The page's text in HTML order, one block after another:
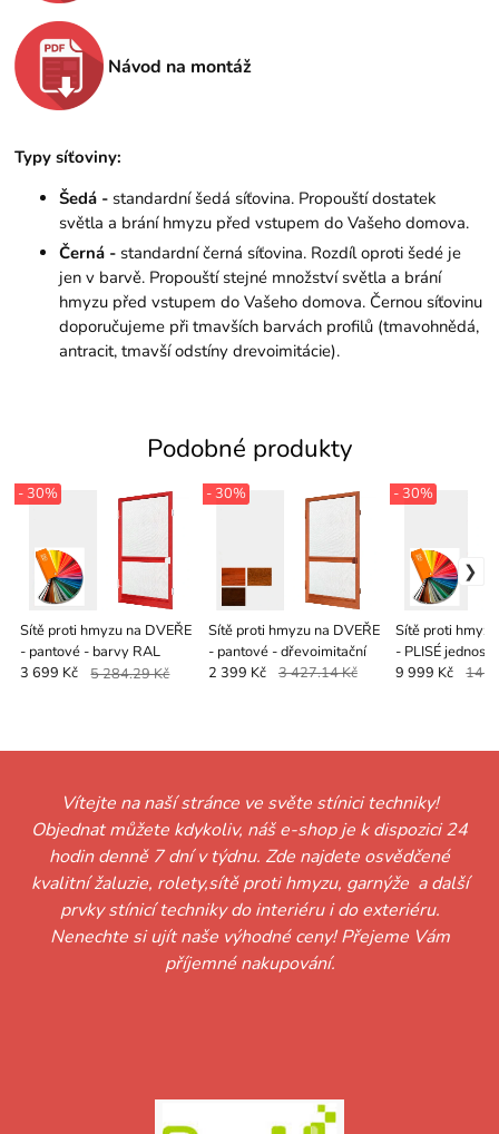
Návod na montáž
Typy síťoviny:
Šedá - standardní šedá síťovina. Propouští dostatek
světla a brání hmyzu před vstupem do Vašeho domova.
Černá - standardní černá síťovina. Rozdíl oproti šedé je
jen v barvě. Propouští stejné množství světla a brání
hmyzu před vstupem do Vašeho domova. Černou síťovinu
doporučujeme při tmavších barvách profilů (tmavohnědá,
antracit, tmavší odstíny drevoimitácie).
Podobné produkty
Sítě proti hmyzu na DVEŘE
- pantové - barvy RAL
- 30%
3 699 Kč 5 284.29 Kč
Sítě proti hmyzu na DVEŘE
- pantové - dřevoimitační
- 30%
2 399 Kč 3 427.14 Kč
Sítě proti
- PLISÉ
barvy RAL
- 30%
9 999 Kč 14
Vítejte na naší stránce ve světe stínici techniky!
Objednat můžete kdykoliv, náš e-shop je k dispozici 24
hodin denně 7 dní v týdnu. Zde najdete osvědčené
kvalitní žaluzie, rolety,sítě proti hmyzu, garnýže a další
prvky stínicí techniky do interiéru i do exteriéru.
Nenechte si ujít naše výhodné ceny! Přejeme Vám
příjemné nakupování.